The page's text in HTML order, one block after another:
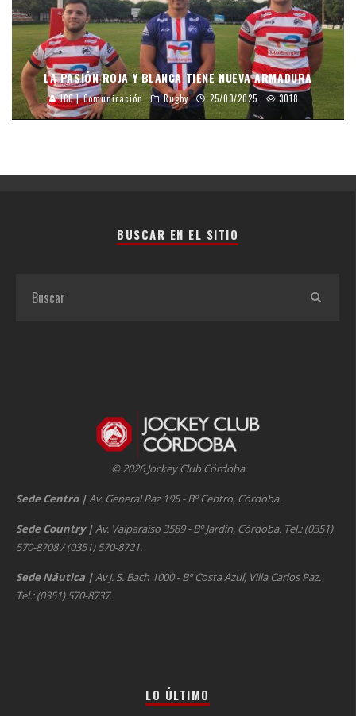
LA PASIÓN ROJA Y BLANCA TIENE NUEVA ARMADURA
JCC | Comunicación Rugby 25/03/2025 3018
BUSCAR EN EL SITIO
© 2026 Jockey Club Córdoba
Sede Centro |Av. General Paz 195 - Bº Centro, Córdoba.
Sede Country |Av. Valparaíso 3589 - Bº Jardín, Córdoba. Tel.: (0351)
570-8708 / (0351) 570-8721.
Sede Náutica |Av J. S. Bach 1000 - Bº Costa Azul, Villa Carlos Paz.
Tel.: (0351) 570-8737.
LO ÚLTIMO